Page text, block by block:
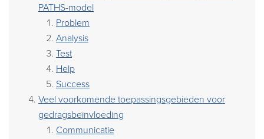
PATHS-model
Problem
Analysis
Test
Help
Success
Veel voorkomende toepassingsgebieden voor
gedragsbeïnvloeding
Communicatie